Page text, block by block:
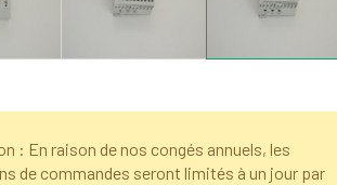
: En raison de nos congés annuels, les
de commandes seront limités à un jour par